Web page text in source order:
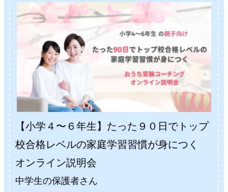
【小学４〜６年生】たった９０日でトップ
校合格レベルの家庭学習習慣が身につく
オンライン説明会
中学生の保護者さん